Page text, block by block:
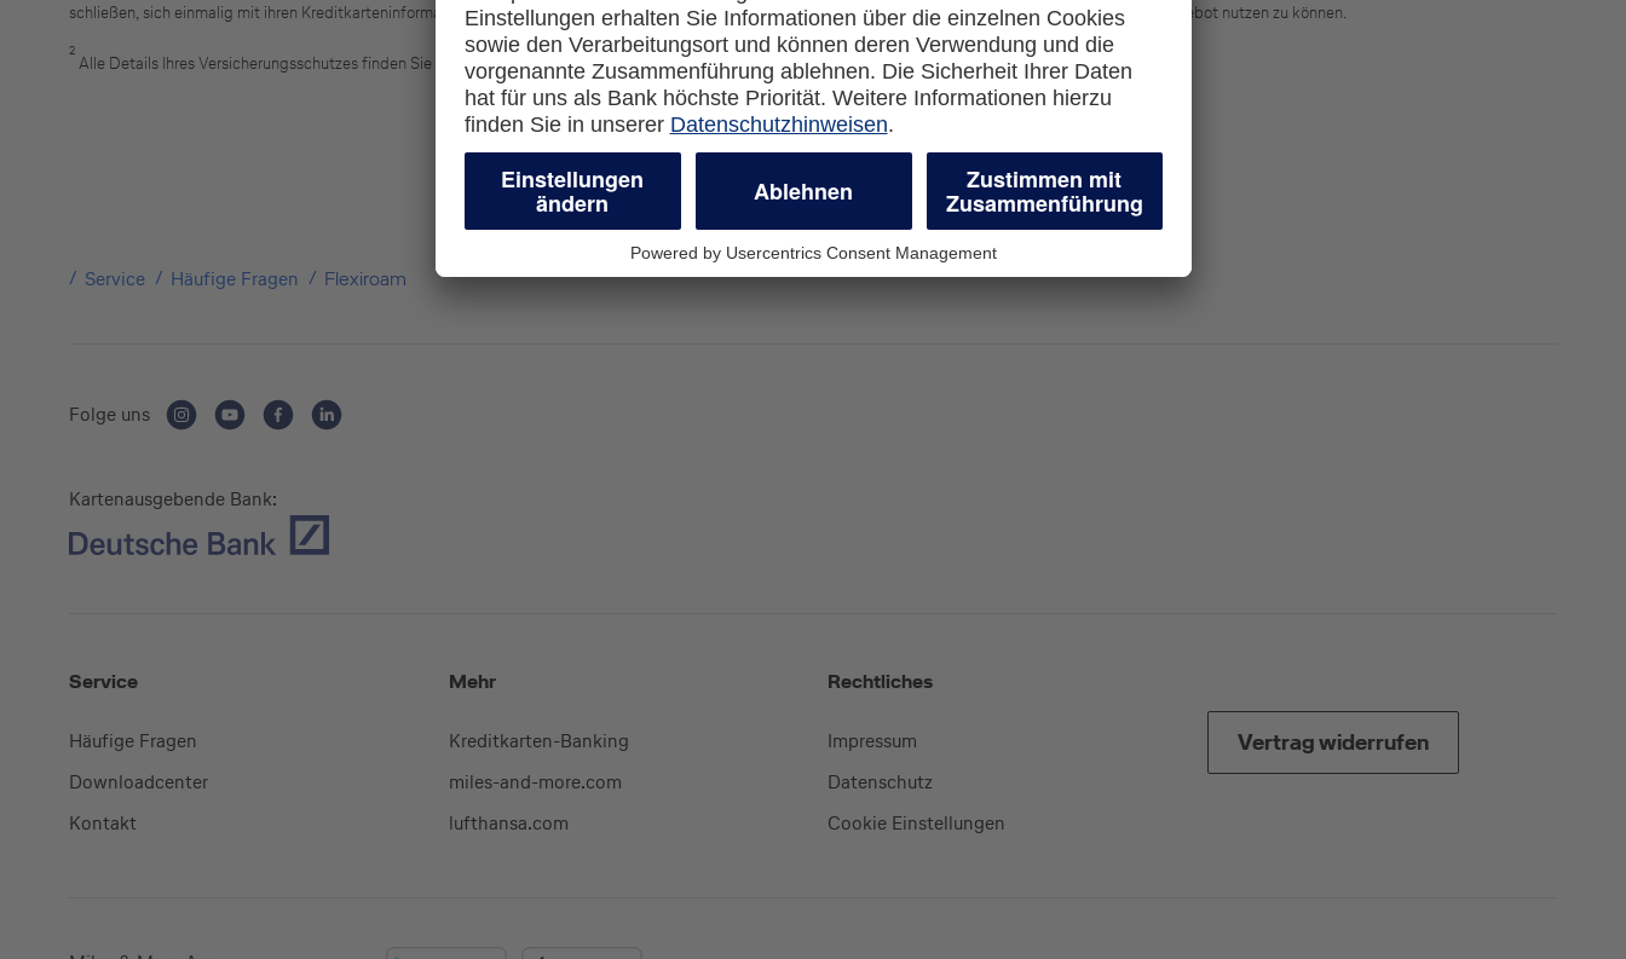
schließen, sich einmalig mit ihren Kreditkarteninformationen und ihrer Servicekartennummer bei Flexiroam registrieren und die App herunterladen, um dieses Angebot nutzen zu können.
2
Alle Details Ihres Versicherungsschutzes finden Sie in denVersicherungsbedingungen für die Lufthansa Miles & More Credit Card.
Service Häufige Fragen Flexiroam
Folge uns
Kartenausgebende Bank:
Service
Häufige Fragen
Downloadcenter
Kontakt
Mehr
Kreditkarten-Banking
miles-and-more.com
lufthansa.com
Rechtliches
Impressum
Datenschutz
Cookie Einstellungen
Vertrag widerrufen